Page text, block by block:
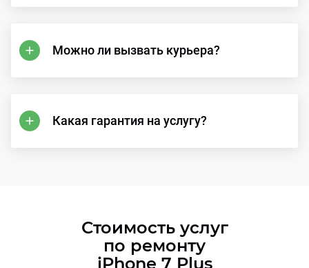
Можно ли вызвать курьера?
Какая гарантия на услугу?
Стоимость услуг
по ремонту
iPhone 7 Plus